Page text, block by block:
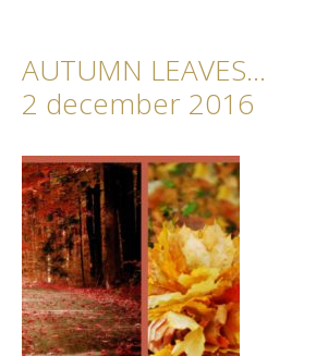
AUTUMN LEAVES…
2 december 2016